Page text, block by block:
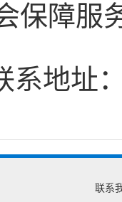
保障服
系地址
联系